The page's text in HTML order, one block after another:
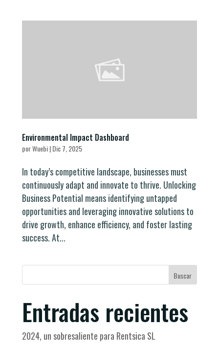
Environmental Impact Dashboard
porWuebi|Dic 7, 2025
In today’s competitive landscape, businesses must
continuously adapt and innovate to thrive. Unlocking
Business Potential means identifying untapped
opportunities and leveraging innovative solutions to
drive growth, enhance efficiency, and foster lasting
success. At...
Buscar
Entradas recientes
2024, un sobresaliente para Rentsica SL